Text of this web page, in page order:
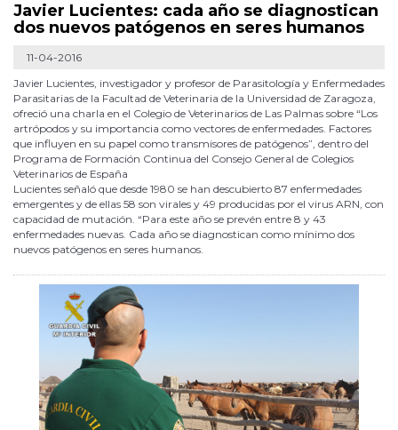
Javier Lucientes: cada año se diagnostican
dos nuevos patógenos en seres humanos
11-04-2016
Javier Lucientes, investigador y profesor de Parasitología y Enfermedades
Parasitarias de la Facultad de Veterinaria de la Universidad de Zaragoza,
ofreció una charla en el Colegio de Veterinarios de Las Palmas sobre “Los
artrópodos y su importancia como vectores de enfermedades. Factores
que influyen en su papel como transmisores de patógenos”, dentro del
Programa de Formación Continua del Consejo General de Colegios
Veterinarios de España
Lucientes señaló que desde 1980 se han descubierto 87 enfermedades
emergentes y de ellas 58 son virales y 49 producidas por el virus ARN, con
capacidad de mutación. “Para este año se prevén entre 8 y 43
enfermedades nuevas. Cada año se diagnostican como mínimo dos
nuevos patógenos en seres humanos.